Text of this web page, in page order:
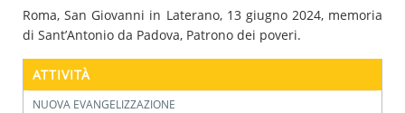
Roma, San Giovanni in Laterano, 13 giugno 2024, memoria
di Sant’Antonio da Padova, Patrono dei poveri.
ATTIVITÀ
NUOVA EVANGELIZZAZIONE